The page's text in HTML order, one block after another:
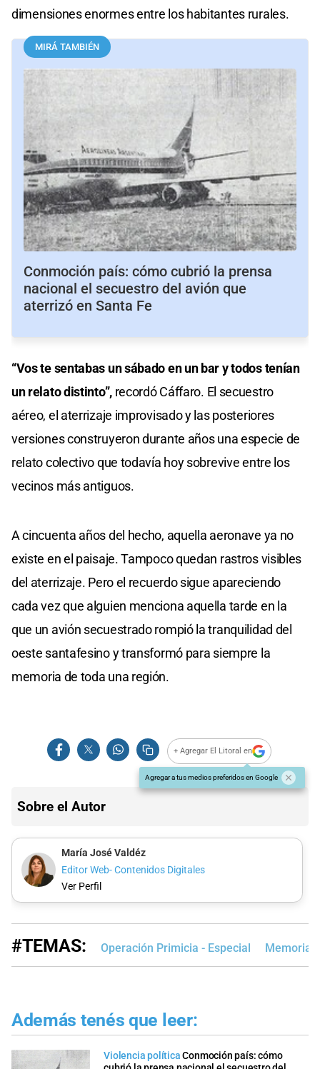
dimensiones enormes entre los habitantes rurales.
MIRÁ TAMBIÉN
Conmoción país: cómo cubrió la prensa
nacional el secuestro del avión que
aterrizó en Santa Fe
“Vos te sentabas un sábado en un bar y todos tenían
un relato distinto”, recordó Cáffaro. El secuestro
aéreo, el aterrizaje improvisado y las posteriores
versiones construyeron durante años una especie de
relato colectivo que todavía hoy sobrevive entre los
vecinos más antiguos.
A cincuenta años del hecho, aquella aeronave ya no
existe en el paisaje. Tampoco quedan rastros visibles
del aterrizaje. Pero el recuerdo sigue apareciendo
cada vez que alguien menciona aquella tarde en la
que un avión secuestrado rompió la tranquilidad del
oeste santafesino y transformó para siempre la
memoria de toda una región.
+ Agregar El Litoral en
Agregar a tus medios preferidos en Google
Sobre el Autor
María José Valdéz
Editor Web- Contenidos Digitales
Ver Perfil
#TEMAS: Operación Primicia - Especial Memorias
Además tenés que leer:
Violencia política Conmoción país: cómo